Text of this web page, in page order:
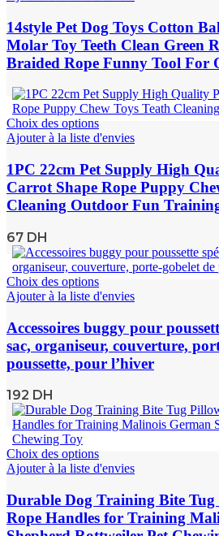
14style Pet Dog Toys Cotton
Molar Toy Teeth Clean Green
Braided Rope Funny Tool For
Choix des options
Ajouter à la liste d'envies
1PC 22cm Pet Supply High
Carrot Shape Rope Puppy
Cleaning Outdoor Fun
67 DH
Choix des options
Ajouter à la liste d'envies
Accessoires buggy pour
sac, organiseur, couverture,
poussette, pour l’hiver
192 DH
Choix des options
Ajouter à la liste d'envies
Durable Dog Training Bite Tug
Rope Handles for Training